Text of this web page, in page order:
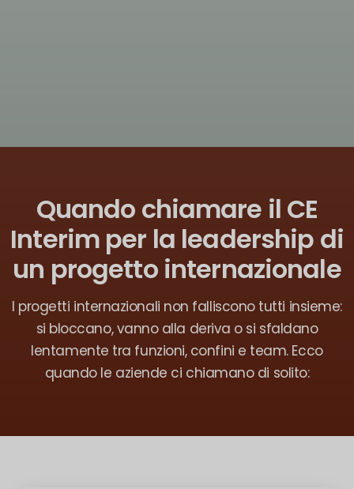
Quando chiamare il CE
Interim per la leadership di
un progetto internazionale
I progetti internazionali non falliscono tutti insieme:
si bloccano, vanno alla deriva o si sfaldano
lentamente tra funzioni, confini e team. Ecco
quando le aziende ci chiamano di solito: